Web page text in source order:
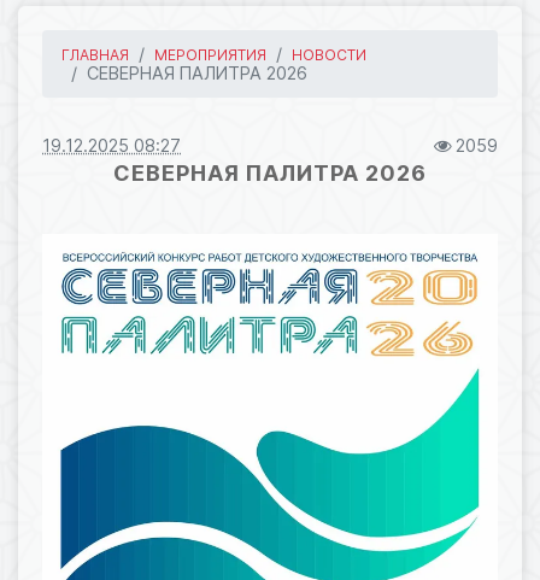
ГЛАВНАЯ МЕРОПРИЯТИЯ НОВОСТИ
СЕВЕРНАЯ ПАЛИТРА 2026
19.12.2025 08:27 2059
СЕВЕРНАЯ ПАЛИТРА 2026